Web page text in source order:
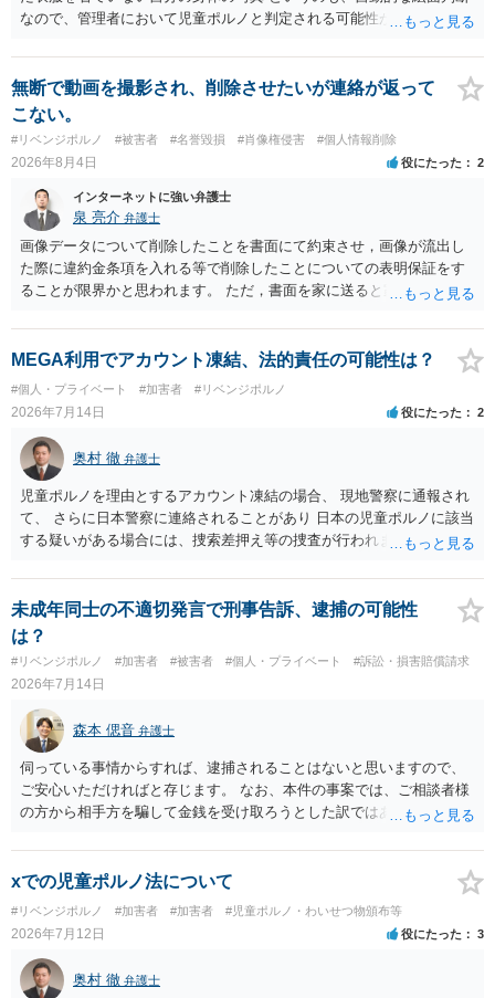
なので、管理者において児童ポルノと判定される可能性があります。
無断で動画を撮影され、削除させたいが連絡が返って
こない。
#リベンジポルノ #被害者 #名誉毀損 #肖像権侵害 #個人情報削除
2026年8月4日 役にたった 2
インターネットに強い弁護士
泉 亮介 弁護士
画像データについて削除したことを書面にて約束させ，画像が流出し
た際に違約金条項を入れる等で削除したことについての表明保証をす
ることが限界かと思われます。 ただ，書面を家に送ると家族に不貞行
除等を求めることは避けたほうが良いかと思われます。
MEGA利用でアカウント凍結、法的責任の可能性は？
#個人・プライベート #加害者 #リベンジポルノ
2026年7月14日 役にたった 2
奥村 徹 弁護士
児童ポルノを理由とするアカウント凍結の場合、 現地警察に通報され
て、 さらに日本警察に連絡されることがあり 日本の児童ポルノに該当
する疑いがある場合には、捜索差押え等の捜査が行われます。 実際に
ください。
未成年同士の不適切発言で刑事告訴、逮捕の可能性
は？
#リベンジポルノ #加害者 #被害者 #個人・プライベート #訴訟・損害賠償請求
2026年7月14日
森本 偲音 弁護士
伺っている事情からすれば、逮捕されることはないと思いますので、
ご安心いただければと存じます。 なお、本件の事案では、ご相談者様
の方から相手方を騙して金銭を受け取ろうとした訳ではありませんの
xでの児童ポルノ法について
#リベンジポルノ #加害者 #加害者 #児童ポルノ・わいせつ物頒布等
2026年7月12日 役にたった 3
奥村 徹 弁護士